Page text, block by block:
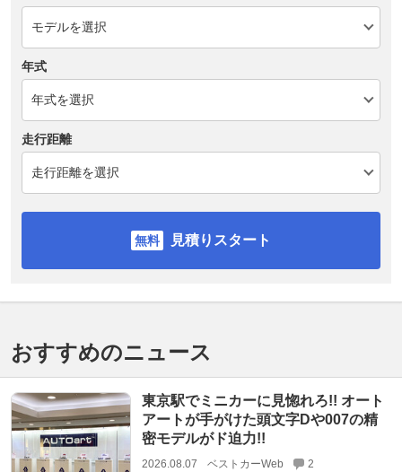
年式
走行距離
見積りスタート
おすすめのニュース
東京駅でミニカーに見惚れろ!! オート
アートが手がけた頭文字Dや007の精
密モデルがド迫力!!
2026.08.07 ベストカーWeb 2